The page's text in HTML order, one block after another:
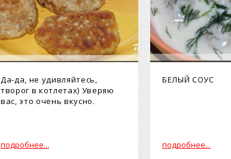
Да-да, не удивляйтесь,
творог в котлетах) Уверяю
вас, это очень вкусно.
подробнее...
БЕЛЫЙ СОУС
подробнее...